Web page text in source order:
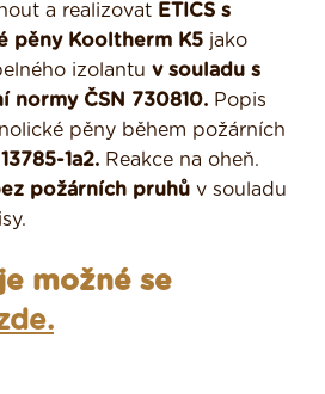
a realizovat ETICS s
pěny Kooltherm K5 jako
izolantu v souladu s
normy ČSN 730810. Popis
pěny během požárních
1a2. Reakce na oheň.
požárních pruhů v souladu
možné se